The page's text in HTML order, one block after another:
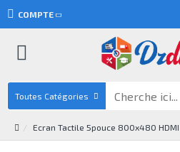
COMPTE
Toutes Catégories
Ecran Tactile 5pouce 800x480 HDMI